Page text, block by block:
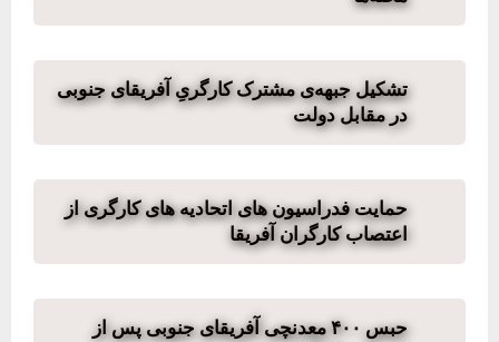
تشکیل جبهه‌ی مشترک کارگریِ آفریقای جنوبی
در مقابل دولت
حمایت فدراسیون های اتحادیه های کارگری از
اعتصاب کارگران آفریقا
حبس ۴۰۰ معدنچی آفریقای جنوبی پس از